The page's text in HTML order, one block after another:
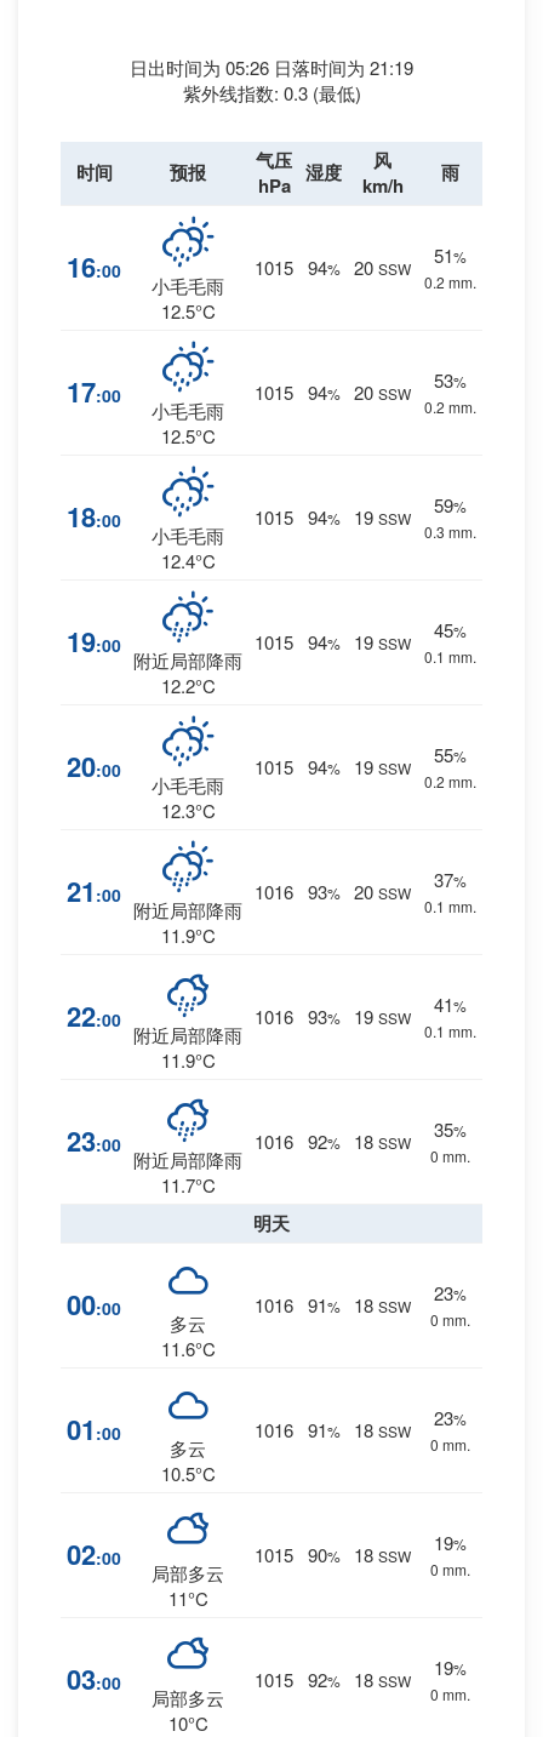
日出时间为 05:26 日落时间为 21:19
紫外线指数: 0.3 (最低)
时间 预报
气压
hPa 湿度
风
km/h
雨
16:00
小毛毛雨
12.5°C
1015 94% 20 SSW
51%
0.2 mm.
17:00
小毛毛雨
12.5°C
1015 94% 20 SSW
53%
0.2 mm.
18:00
小毛毛雨
12.4°C
1015 94% 19 SSW
59%
0.3 mm.
19:00
附近局部降雨
12.2°C
1015 94% 19 SSW
45%
0.1 mm.
20:00
小毛毛雨
12.3°C
1015 94% 19 SSW
55%
0.2 mm.
21 :00
附近局部降雨
11.9°C
1016 93% 20 SSW
37%
0.1 mm.
22:00
附近局部降雨
11.9°C
1016 93% 19 SSW
41%
0.1 mm.
23:00
附近局部降雨
11.7°C
1016 92% 18 SSW
35%
0 mm.
明天
00:00
多云
11.6°C
1016 91% 18 SSW
23%
0 mm.
01 :00
多云
10.5°C
1016 91% 18 SSW
23%
0 mm.
02:00
局部多云
11°C
1015 90% 18 SSW
19%
0 mm.
03:00
局部多云
10°C
1015 92% 18 SSW
19%
0 mm.